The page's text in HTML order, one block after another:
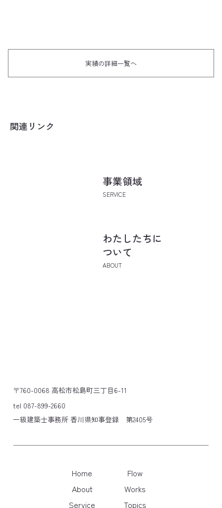
実績の詳細一覧へ
関連リンク
事業領域
SERVICE
​わたしたちに
ついて
ABOUT
〒760-0068 高松市松島町三丁目6-11
tel 087-899-2660
一級建築士事務所 香川県知事登録 第2405号
Home
Flow
About
Works
Service
Topics